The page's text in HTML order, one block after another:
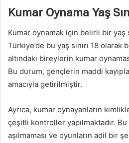
Kumar Oynama Yaş
Kumar oynamak için belirli bir yaş
Türkiye’de bu yaş sınırı 18
altındaki bireylerin kumar
Bu durum, gençlerin maddi
amacıyla getirilmiştir.
Ayrıca, kumar oynayanların
çeşitli kontroller yapılmaktadır. Bu
aşılmaması ve oyunların adil bir